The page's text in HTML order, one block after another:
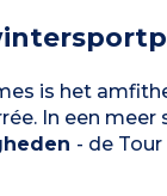
is het
In een
- de